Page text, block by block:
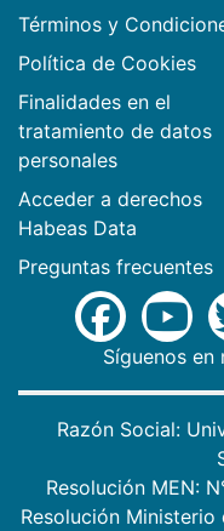
Términos y
Política de Cookies
Finalidades en el
tratamiento de datos
personales
Acceder a derechos
Habeas Data
Preguntas frecuentes
Síguenos en
Razón Social:
Resolución MEN:
Resolución Ministerio